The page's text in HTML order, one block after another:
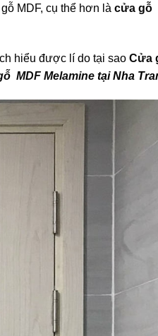
MDF, cụ thể hơn là cửa gỗ
hiểu được lí do tại sao Cửa
MDF Melamine tại Nha